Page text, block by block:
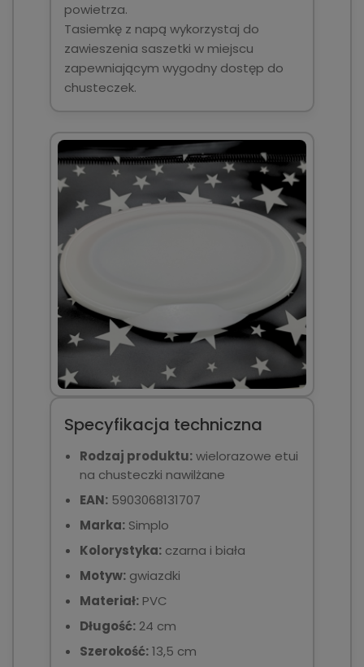
powietrza.
Tasiemkę z napą wykorzystaj do
zawieszenia saszetki w miejscu
zapewniającym wygodny dostęp do
chusteczek.
Specyfikacja techniczna
Rodzaj produktu:wielorazowe etui
na chusteczki nawilżane
EAN: 5903068131707
Marka: Simplo
Kolorystyka: czarna i biała
Motyw: gwiazdki
Materiał: PVC
Długość: 24 cm
Szerokość:13,5 cm